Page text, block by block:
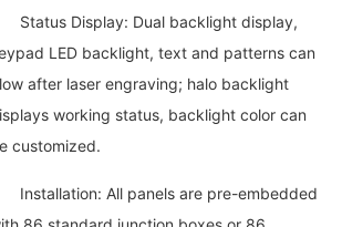
Display: Dual backlight display,
LED backlight, text and patterns can
after laser engraving; halo backlight
working status, backlight color can
customized.
All panels are pre-embedded